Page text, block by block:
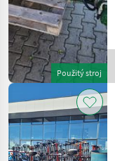
Mengele
POM
AUGUSTÓW
Soby
Zobraziť
všetko
MARKETPLACE
Použitý stroj